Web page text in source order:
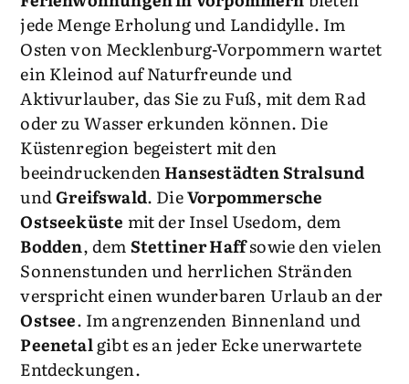
jede Menge Erholung und Landidylle. Im
Osten von Mecklenburg-Vorpommern wartet
ein Kleinod auf Naturfreunde und
Aktivurlauber, das Sie zu Fuß, mit dem Rad
oder zu Wasser erkunden können. Die
Küstenregion begeistert mit den
beeindruckendenHansestädten Stralsund
undGreifswald. DieVorpommersche
Ostseeküste mit der Insel Usedom, dem
Bodden, demStettiner Haffsowie den vielen
Sonnenstunden und herrlichen Stränden
verspricht einen wunderbaren Urlaub an der
Ostsee. Im angrenzenden Binnenland und
Peenetalgibt es an jeder Ecke unerwartete
Entdeckungen.